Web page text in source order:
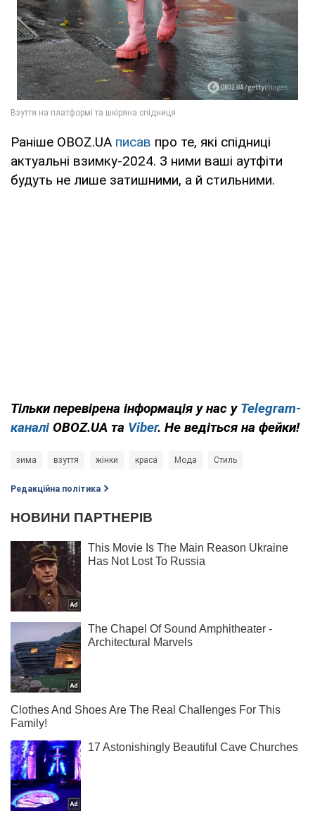
Раніше OBOZ.UA писав про те, які спідниці
актуальні взимку-2024. З ними ваші аутфіти
будуть не лише затишними, а й стильними.
Тільки перевірена інформація у нас у Telegram-
каналі OBOZ.UA та Viber. Не ведіться на фейки!
зима взуття жінки краса Мода Стиль
Редакційна політика